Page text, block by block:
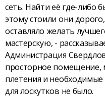
сеть. Найти её где-либо
этому стоили они
оставляло желать
мастерскую, -
Администрация
просторное помещение,
плетения и
для лоскутков не было.